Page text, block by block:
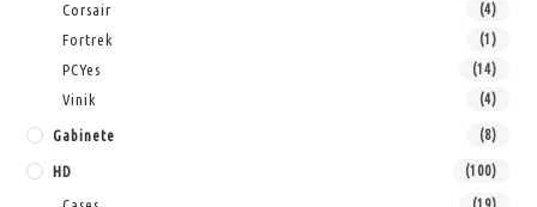
Corsair (4)
Fortrek (1)
PCYes (14)
Vinik (4)
Gabinete (8)
HD (100)